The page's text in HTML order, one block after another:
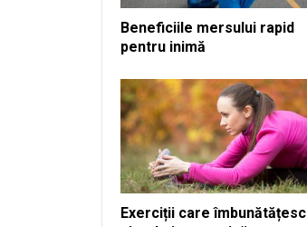
Beneficiile mersului rapid
pentru inimă
Exerciții care îmbunătățesc